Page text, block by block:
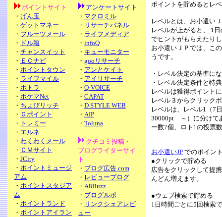
ポイントサイト
・ げん玉
・ ゲットマネー
・ フルーツメール
・ ドル箱
・ チャンスイット
・ ＥＣナビ
・ ポイントタウン
・ ライフマイル
・ ポトラ
・ ポケマNet
・ ちょびリッチ
・ Ｇポイント
・ トレミー
・ エルネ
・ わくわくメール
・ ＣＭサイト
・ JCity
・ ポイントミュージ
アム
・ ポイントスタジア
ム
・ ポイントランド
・ ポイントアイラン
アンケートサイト
・ マクロミル
・ リサーチパネル
・ ライフメディア
・ infoQ
・ キューモニター
・ gooリサーチ
・ アンとケイト
・ アイリサーチ
・ Q-VOICE
・ CAPAT
・ D STYLE WEB
・ AIP
・ Toluna
クチコミ投稿・
ブログライターサイ
ト
・ ブログ広告.com
・ レビューブログ
・ A8Buzz
・ ブログルポ
・ リンクシェアレビ
ュー
ポイントを貯めるとレ
レベルとは、お小遣い
レベルが上がると、 1
でヒントがもらえたり
お小遣いＪＰでは、こ
うです。
・レベル決定の基準に
・レベル決定条件と特典
レベルは獲得ポイント
レベル３からクリック
レベルは、レベル1（7
30000pt ～）に分けて
ー数7個、ロト1の投票
お小遣いJP でのポイン
●クリックで貯める
広告をクリックして提
んどん増えます。
●ウェブ検索で貯める
1日時間ごとに5回検索